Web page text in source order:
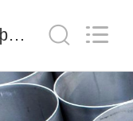
Подробная информация о продукте